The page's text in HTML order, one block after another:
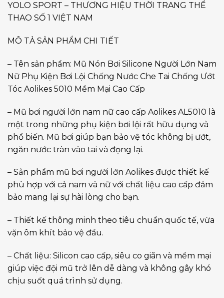
YOLO SPORT – THƯƠNG HIỆU THỜI TRANG THỂ
THAO SỐ 1 VIỆT NAM
MÔ TẢ SẢN PHẨM CHI TIẾT
– Tên sản phẩm: Mũ Nón Bơi Silicone Người Lớn Nam
Nữ Phụ Kiện Bơi Lội Chống Nước Che Tai Chống Ướt
Tóc Aolikes 5010 Mềm Mại Cao Cấp
– Mũ bơi người lớn nam nữ cao cấp Aolikes AL5010 là
một trong những phụ kiện bơi lội rất hữu dụng và
phổ biến. Mũ bơi giúp bạn bảo vệ tóc không bị ướt,
ngăn nước tràn vào tai và đọng lại.
– Sản phẩm mũ bơi người lớn Aolikes được thiết kế
phù hợp với cả nam và nữ với chất liệu cao cấp đảm
bảo mang lại sự hài lòng cho bạn.
– Thiết kế thông minh theo tiêu chuẩn quốc tế, vừa
vặn ôm khít bảo vệ đầu.
– Chất liệu: Silicon cao cấp, siêu co giãn và mềm mại
giúp việc đội mũ trở lên dễ dàng và không gây khó
chịu suốt quá trình sử dụng.